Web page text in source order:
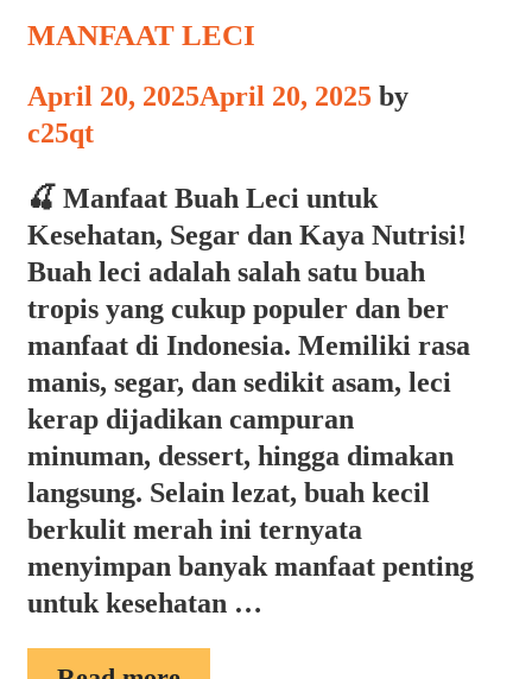
MANFAAT LECI
April 20, 2025April 20, 2025 by
c25qt
🍒 Manfaat Buah Leci untuk
Kesehatan, Segar dan Kaya Nutrisi!
Buah leci adalah salah satu buah
tropis yang cukup populer dan ber
manfaat di Indonesia. Memiliki rasa
manis, segar, dan sedikit asam, leci
kerap dijadikan campuran
minuman, dessert, hingga dimakan
langsung. Selain lezat, buah kecil
berkulit merah ini ternyata
menyimpan banyak manfaat penting
untuk kesehatan …